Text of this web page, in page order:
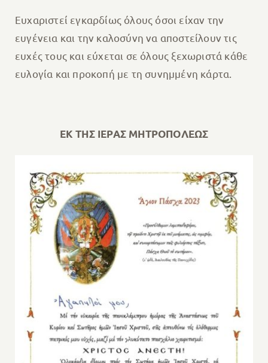
Ευχαριστεί εγκαρδίως όλους όσοι είχαν την
ευγένεια και την καλοσύνη να αποστείλουν τις
ευχές τους και εύχεται σε όλους ξεχωριστά κάθε
ευλογία και προκοπή με τη συνημμένη κάρτα.
ΕΚ ΤΗΣ ΙΕΡΑΣ ΜΗΤΡΟΠΟΛΕΩΣ